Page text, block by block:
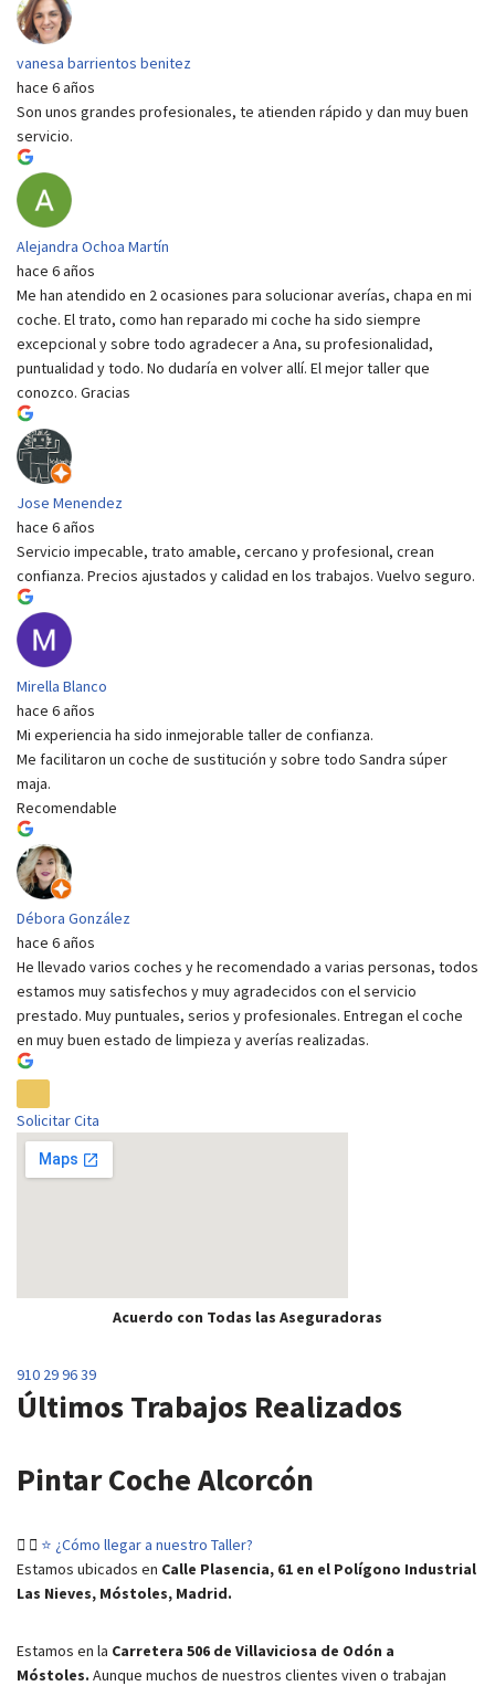
vanesa barrientos benitez
hace 6 años
Son unos grandes profesionales, te atienden rápido y dan muy buen
servicio.
Alejandra Ochoa Martín
hace 6 años
Me han atendido en 2 ocasiones para solucionar averías, chapa en mi
coche. El trato, como han reparado mi coche ha sido siempre
excepcional y sobre todo agradecer a Ana, su profesionalidad,
puntualidad y todo. No dudaría en volver allí. El mejor taller que
conozco. Gracias
Jose Menendez
hace 6 años
Servicio impecable, trato amable, cercano y profesional, crean
confianza. Precios ajustados y calidad en los trabajos. Vuelvo seguro.
Mirella Blanco
hace 6 años
Mi experiencia ha sido inmejorable taller de confianza.
Me facilitaron un coche de sustitución y sobre todo Sandra súper
maja.
Recomendable
Débora González
hace 6 años
He llevado varios coches y he recomendado a varias personas, todos
estamos muy satisfechos y muy agradecidos con el servicio
prestado. Muy puntuales, serios y profesionales. Entregan el coche
en muy buen estado de limpieza y averías realizadas.
Solicitar Cita
Acuerdo con Todas las Aseguradoras
910 29 96 39
Últimos Trabajos Realizados
Pintar Coche Alcorcón
⭐ ¿Cómo llegar a nuestro Taller?
Estamos ubicados en Calle Plasencia, 61 en el Polígono Industrial
Las Nieves, Móstoles, Madrid.
Estamos en la Carretera 506 de Villaviciosa de Odón a
Móstoles. Aunque muchos de nuestros clientes viven o trabajan